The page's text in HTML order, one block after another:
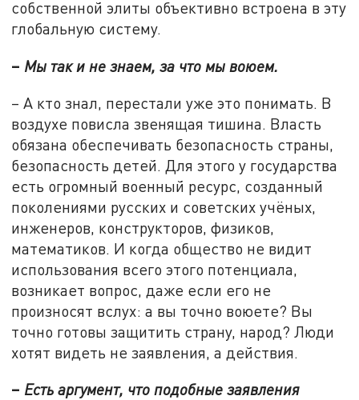
собственной элиты объективно встроена в эту
глобальную систему.
– Мы так и не знаем, за что мы воюем.
– А кто знал, перестали уже это понимать. В
воздухе повисла звенящая тишина. Власть
обязана обеспечивать безопасность страны,
безопасность детей. Для этого у государства
есть огромный военный ресурс, созданный
поколениями русских и советских учёных,
инженеров, конструкторов, физиков,
математиков. И когда общество не видит
использования всего этого потенциала,
возникает вопрос, даже если его не
произносят вслух: а вы точно воюете? Вы
точно готовы защитить страну, народ? Люди
хотят видеть не заявления, а действия.
– Есть аргумент, что подобные заявления